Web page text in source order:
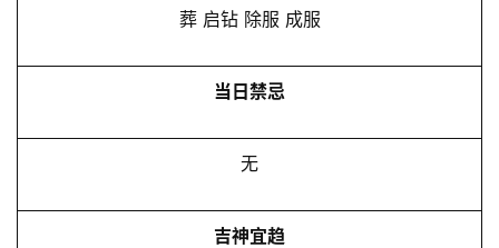
葬 启钻 除服 成服
当日禁忌
无
吉神宜趋